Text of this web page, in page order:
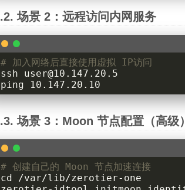
场景 2：远程访问内网服务
# 加入网络后直接使用虚拟 IP访问
ping 10.147.20.10
场景 3：Moon 节点配置（高级）
# 创建自己的 Moon 节点加速连接
cd